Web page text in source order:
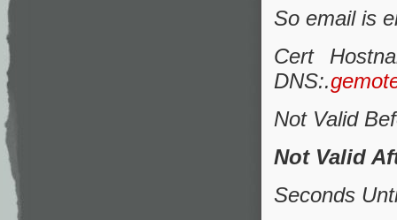
So email is
Cert
DNS:.
Not Valid
Not Valid
Seconds